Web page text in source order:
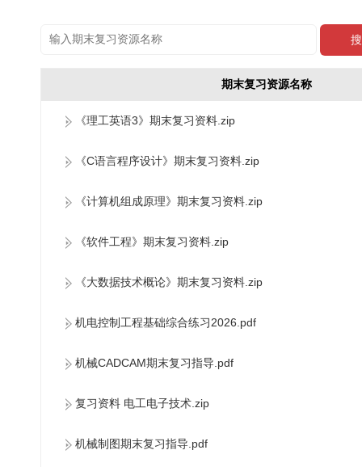
期末复习资源名称
《理工英语3》期末复习资料.zip
《C语言程序设计》期末复习资料.zip
《计算机组成原理》期末复习资料.zip
《软件工程》期末复习资料.zip
《大数据技术概论》期末复习资料.zip
机电控制工程基础综合练习2026.pdf
机械CADCAM期末复习指导.pdf
复习资料 电工电子技术.zip
机械制图期末复习指导.pdf